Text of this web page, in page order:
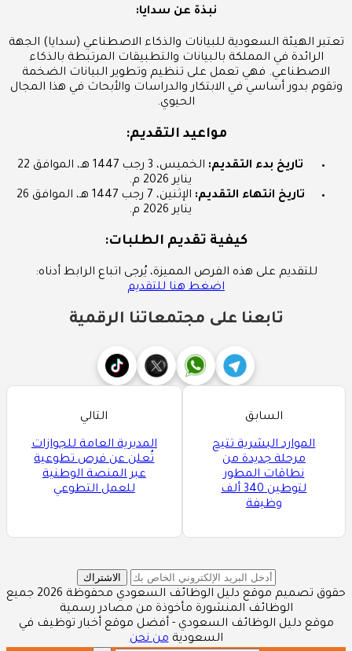
نبذة عن سدايا:
تعتبر الهيئة السعودية للبيانات والذكاء الاصطناعي (سدايا) الجهة
الرائدة في المملكة بالبيانات والتطبيقات المرتبطة بالذكاء
الاصطناعي. فهي تعمل على تنظيم وتطوير البيانات الضخمة
وتقوم بدور أساسي في الابتكار والدراسات والأبحاث في هذا المجال
الحيوي.
مواعيد التقديم:
تاريخ بدء التقديم:
الخميس، 3 رجب 1447 هـ، الموافق 22
يناير 2026 م.
تاريخ انتهاء التقديم:
الإثنين، 7 رجب 1447 هـ، الموافق 26
يناير 2026 م.
كيفية تقديم الطلبات:
للتقديم على هذه الفرص المميزة، يُرجى اتباع الرابط أدناه:
اضغط هنا للتقديم
تابعنا على مجتمعاتنا الرقمية
السابق
الموارد البشرية تتيح
مرحلة جديدة من
نطاقات المطور
لتوطين 340 ألف
وظيفة
التالي
المديرية العامة للجوازات
تُعلن عن فرص تطوعية
عبر المنصة الوطنية
للعمل التطوعي
الاشتراك
حقوق تصميم موقع دليل الوظائف السعودي محفوظة 2026 جميع
الوظائف المنشورة مأخوذة من مصادر رسمية
موقع دليل الوظائف السعودي - أفضل موقع أخبار توظيف في
السعوديةمن نحن